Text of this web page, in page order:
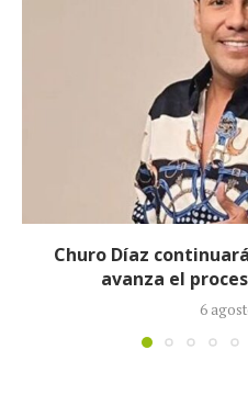
Proceso contra Jorge
tras
5